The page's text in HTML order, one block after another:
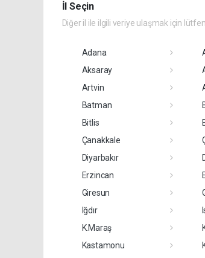
İl Seçin
Diğer il ile ilgili veriye ulaşmak için
Adana
Aksaray
Artvin
Batman
Bitlis
Çanakkale
Diyarbakır
Erzincan
Giresun
Iğdır
K.Maraş
Kastamonu